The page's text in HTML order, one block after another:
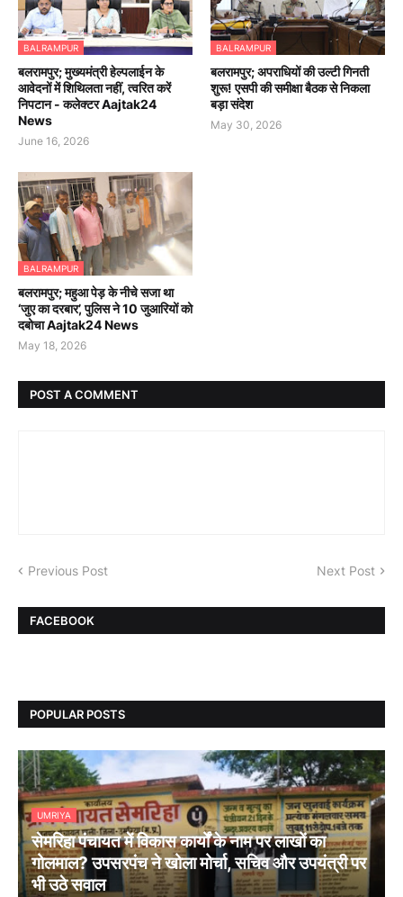
BALRAMPUR
बलरामपुर; मुख्यमंत्री हेल्पलाईन के
आवेदनों में शिथिलता नहीं, त्वरित करें
निपटान - कलेक्टर Aajtak24
News
June 16, 2026
BALRAMPUR
बलरामपुर; अपराधियों की उल्टी गिनती
शुरू! एसपी की समीक्षा बैठक से निकला
बड़ा संदेश
May 30, 2026
BALRAMPUR
बलरामपुर; महुआ पेड़ के नीचे सजा था
‘जुए का दरबार’, पुलिस ने 10 जुआरियों को
दबोचा Aajtak24 News
May 18, 2026
POST A COMMENT
Previous Post Next Post
FACEBOOK
POPULAR POSTS
UMRIYA
सेमरिहा पंचायत में विकास कार्यों के नाम पर लाखों का
गोलमाल? उपसरपंच ने खोला मोर्चा, सचिव और उपयंत्री पर
भी उठे सवाल